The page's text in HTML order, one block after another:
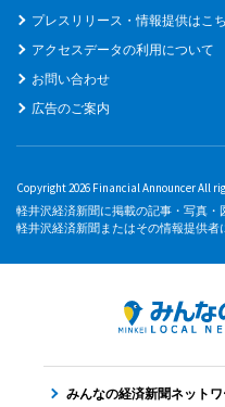
プレスリリース・情報提供はこ
アクセスデータの利用について
お問い合わせ
広告のご案内
Copyright 2026 Financial Announcer All
軽井沢経済新聞に掲載の記事・写真
軽井沢経済新聞またはその情報提供者
みんなの経済新聞ネットワ